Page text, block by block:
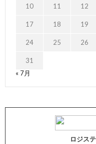
10 11 12
17 18 19
24 25 26
31
« 7月
ロジス